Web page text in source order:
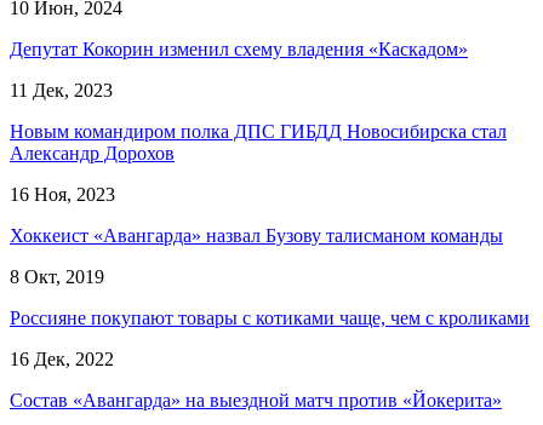
10 Июн, 2024
Депутат Кокорин изменил схему владения «Каскадом»
11 Дек, 2023
Новым командиром полка ДПС ГИБДД Новосибирска стал
Александр Дорохов
16 Ноя, 2023
Хоккеист «Авангарда» назвал Бузову талисманом команды
8 Окт, 2019
Россияне покупают товары с котиками чаще, чем с кроликами
16 Дек, 2022
Состав «Авангарда» на выездной матч против «Йокерита»